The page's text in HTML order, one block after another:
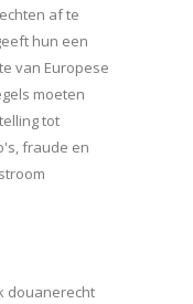
af te
hun een
van Europese
moeten
tot
fraude en
douanerecht